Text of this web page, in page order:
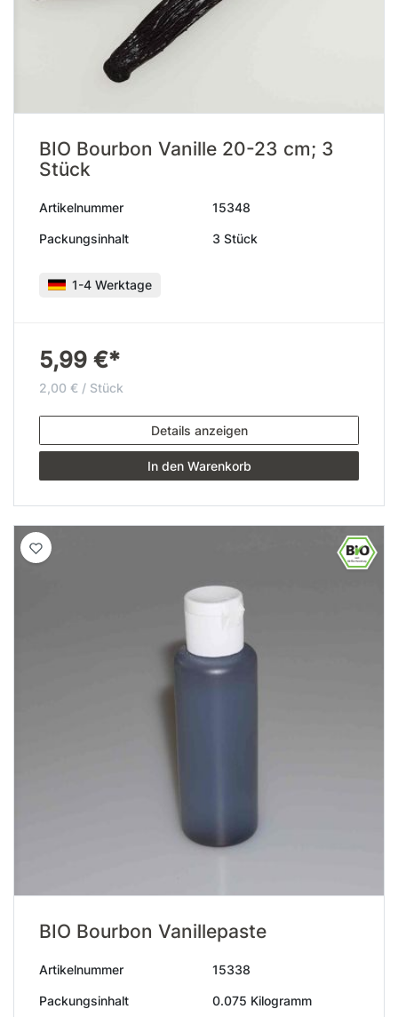
BIO Bourbon Vanille 20-23 cm; 3
Stück
Artikelnummer 15348
Packungsinhalt 3 Stück
1-4 Werktage
5,99 €*
2,00 € / Stück
Details anzeigen
In den Warenkorb
BIO Bourbon Vanillepaste
Artikelnummer 15338
Packungsinhalt 0.075 Kilogramm